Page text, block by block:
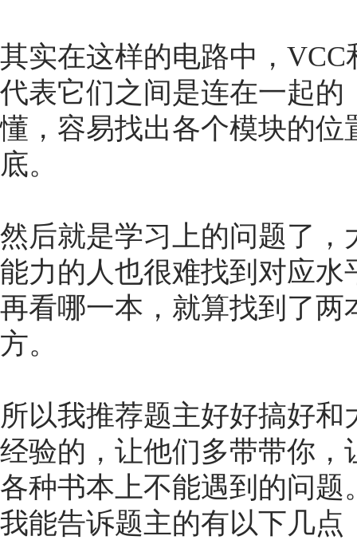
其实在这样的电路中，
代表它们之间是连在一起
懂，容易找出各个模块的
底。
然后就是学习上的问题了
能力的人也很难找到对应
再看哪一本，就算找到了
方。
所以我推荐题主好好搞好
经验的，让他们多带带你
各种书本上不能遇到的问
我能告诉题主的有以下几点